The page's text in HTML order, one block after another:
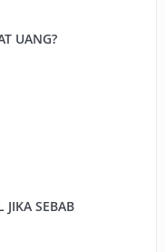
UANG?
SEBAB